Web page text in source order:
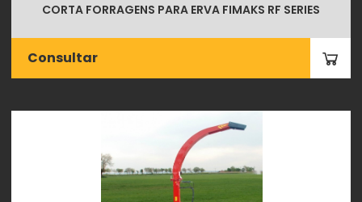
CORTA FORRAGENS PARA ERVA FIMAKS RF SERIES
Consultar